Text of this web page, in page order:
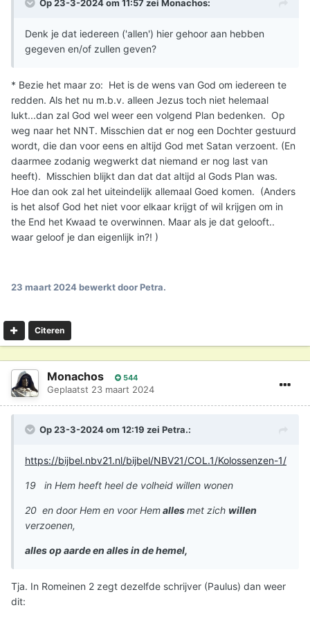
Op 23-3-2024 om 11:57 zei Monachos:
Denk je dat iedereen ('allen') hier gehoor aan hebben
gegeven en/of zullen geven?
* Bezie het maar zo: Het is de wens van God om iedereen te
redden. Als het nu m.b.v. alleen Jezus toch niet helemaal
lukt...dan zal God wel weer een volgend Plan bedenken. Op
weg naar het NNT. Misschien dat er nog een Dochter gestuurd
wordt, die dan voor eens en altijd God met Satan verzoent. (En
daarmee zodanig wegwerkt dat niemand er nog last van
heeft). Misschien blijkt dan dat dat altijd al Gods Plan was.
Hoe dan ook zal het uiteindelijk allemaal Goed komen. (Anders
is het alsof God het niet voor elkaar krijgt of wil krijgen om in
the End het Kwaad te overwinnen. Maar als je dat gelooft..
waar geloof je dan eigenlijk in?! )
23 maart 2024bewerkt door Petra.
Citeren
Monachos 544
Geplaatst 23 maart 2024
Op 23-3-2024 om 12:19 zei Petra.:
https://bijbel.nbv21.nl/bijbel/NBV21/COL.1/Kolossenzen-1/
19 in Hem heeft heel de volheid willen wonen
20 en door Hem en voor Hemallesmet zich willen
verzoenen,
alles op aarde en alles in de hemel,
Tja. In Romeinen 2 zegt dezelfde schrijver (Paulus) dan weer
dit: